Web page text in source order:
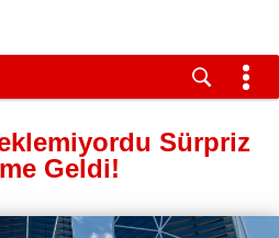
Sürpriz
Geldi!